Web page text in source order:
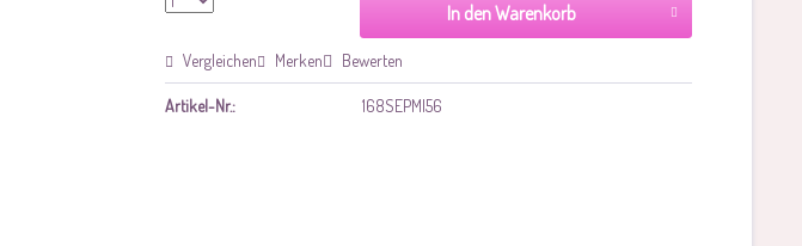
In den Warenkorb
Vergleichen Merken Bewerten
Artikel-Nr.: 168SEPMI56